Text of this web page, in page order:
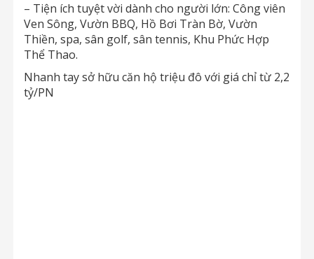
– Tiện ích tuyệt vời dành cho người lớn: Công viên
Ven Sông, Vườn BBQ, Hồ Bơi Tràn Bờ, Vườn
Thiền, spa, sân golf, sân tennis, Khu Phức Hợp
Thể Thao.
Nhanh tay sở hữu căn hộ triệu đô với giá chỉ từ 2,2
tỷ/PN